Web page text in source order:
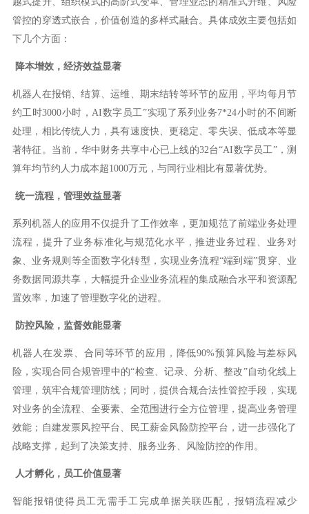
管控的穿透式嵌合，价值创造的多样式融合。具体成效主要包括如
下几个方面：
降本增效，经济效益显著
机器人在报销、结算、运维、期末结转等环节的应用，平均每月节
约工时3000小时，AI数字员工”实现了系列业务7*24小时的不间断
处理，相比传统人力，具有速度快、更稳定、零失误、低成本等显
著特征。当前，华中财务共享中心已上线的32台“AI数字员工”，测
算年均节约人力成本超1000万元，与同行业相比有显著优势。
统一流程，管理效益显著
系列机器人的应用不仅提升了工作效率，更加规范了前端业务处理
流程，提升了业务标准化与规范化水平，推进业务过程、业务对
象、业务规则等全面数字化转型，实现业务流程“端到端”贯穿、业
务数据同源共享，大幅提升企业业务流程的集成融合水平和资源配
置效率，加速了管理数字化的进程。
防控风险，监督效能显著
机器人在发票、合同等环节的应用，降低90%预算风险与差标风
险，实现合同合规管理中的“检查、记录、分析、整改”自动化线上
管理，筑牢合规管理防线；同时，提供合规合法性管控手段，实现
对业务的全流程、全要素、全范围进行全方位管理，提高业务管理
效能；自建发票风控平台、民工薪金风险防控平台，进一步强化了
战略支撑，起到了决策支持、服务业务、风险防控的作用。
人才孵化，员工价值显著
智能报销使得员工无需手工完成单据关联匹配，报销流程减少